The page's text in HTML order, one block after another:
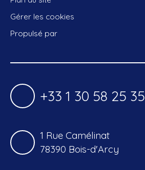
Gérer les cookies
Propulsé par
+33 1 30 58 25 35
1 Rue Camélinat
78390 Bois-d'Arcy